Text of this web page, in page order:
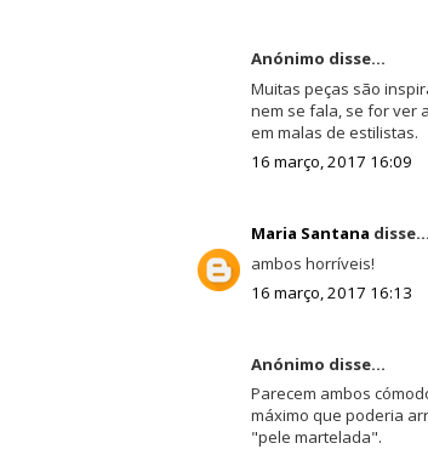
Anónimo disse...
Muitas peças são
nem se fala, se for ver
em malas de estilistas.
16 março, 2017 16:09
Maria Santana disse...
ambos horríveis!
16 março, 2017 16:13
Anónimo disse...
Parecem ambos
máximo que poderia
"pele martelada".